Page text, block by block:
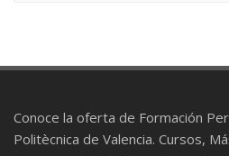
Conoce la oferta de Formación
Politècnica de Valencia. Cursos,